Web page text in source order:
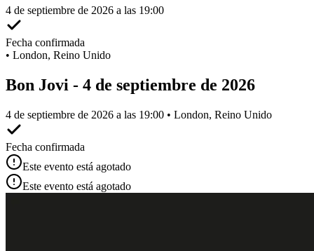
4 de septiembre de 2026 a las 19:00
Fecha confirmada
• London, Reino Unido
Bon Jovi - 4 de septiembre de 2026
4 de septiembre de 2026 a las 19:00 • London, Reino Unido
Fecha confirmada
Este evento está agotado
Este evento está agotado